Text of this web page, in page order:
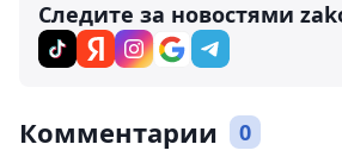
Следите за новостями
Комментарии 0